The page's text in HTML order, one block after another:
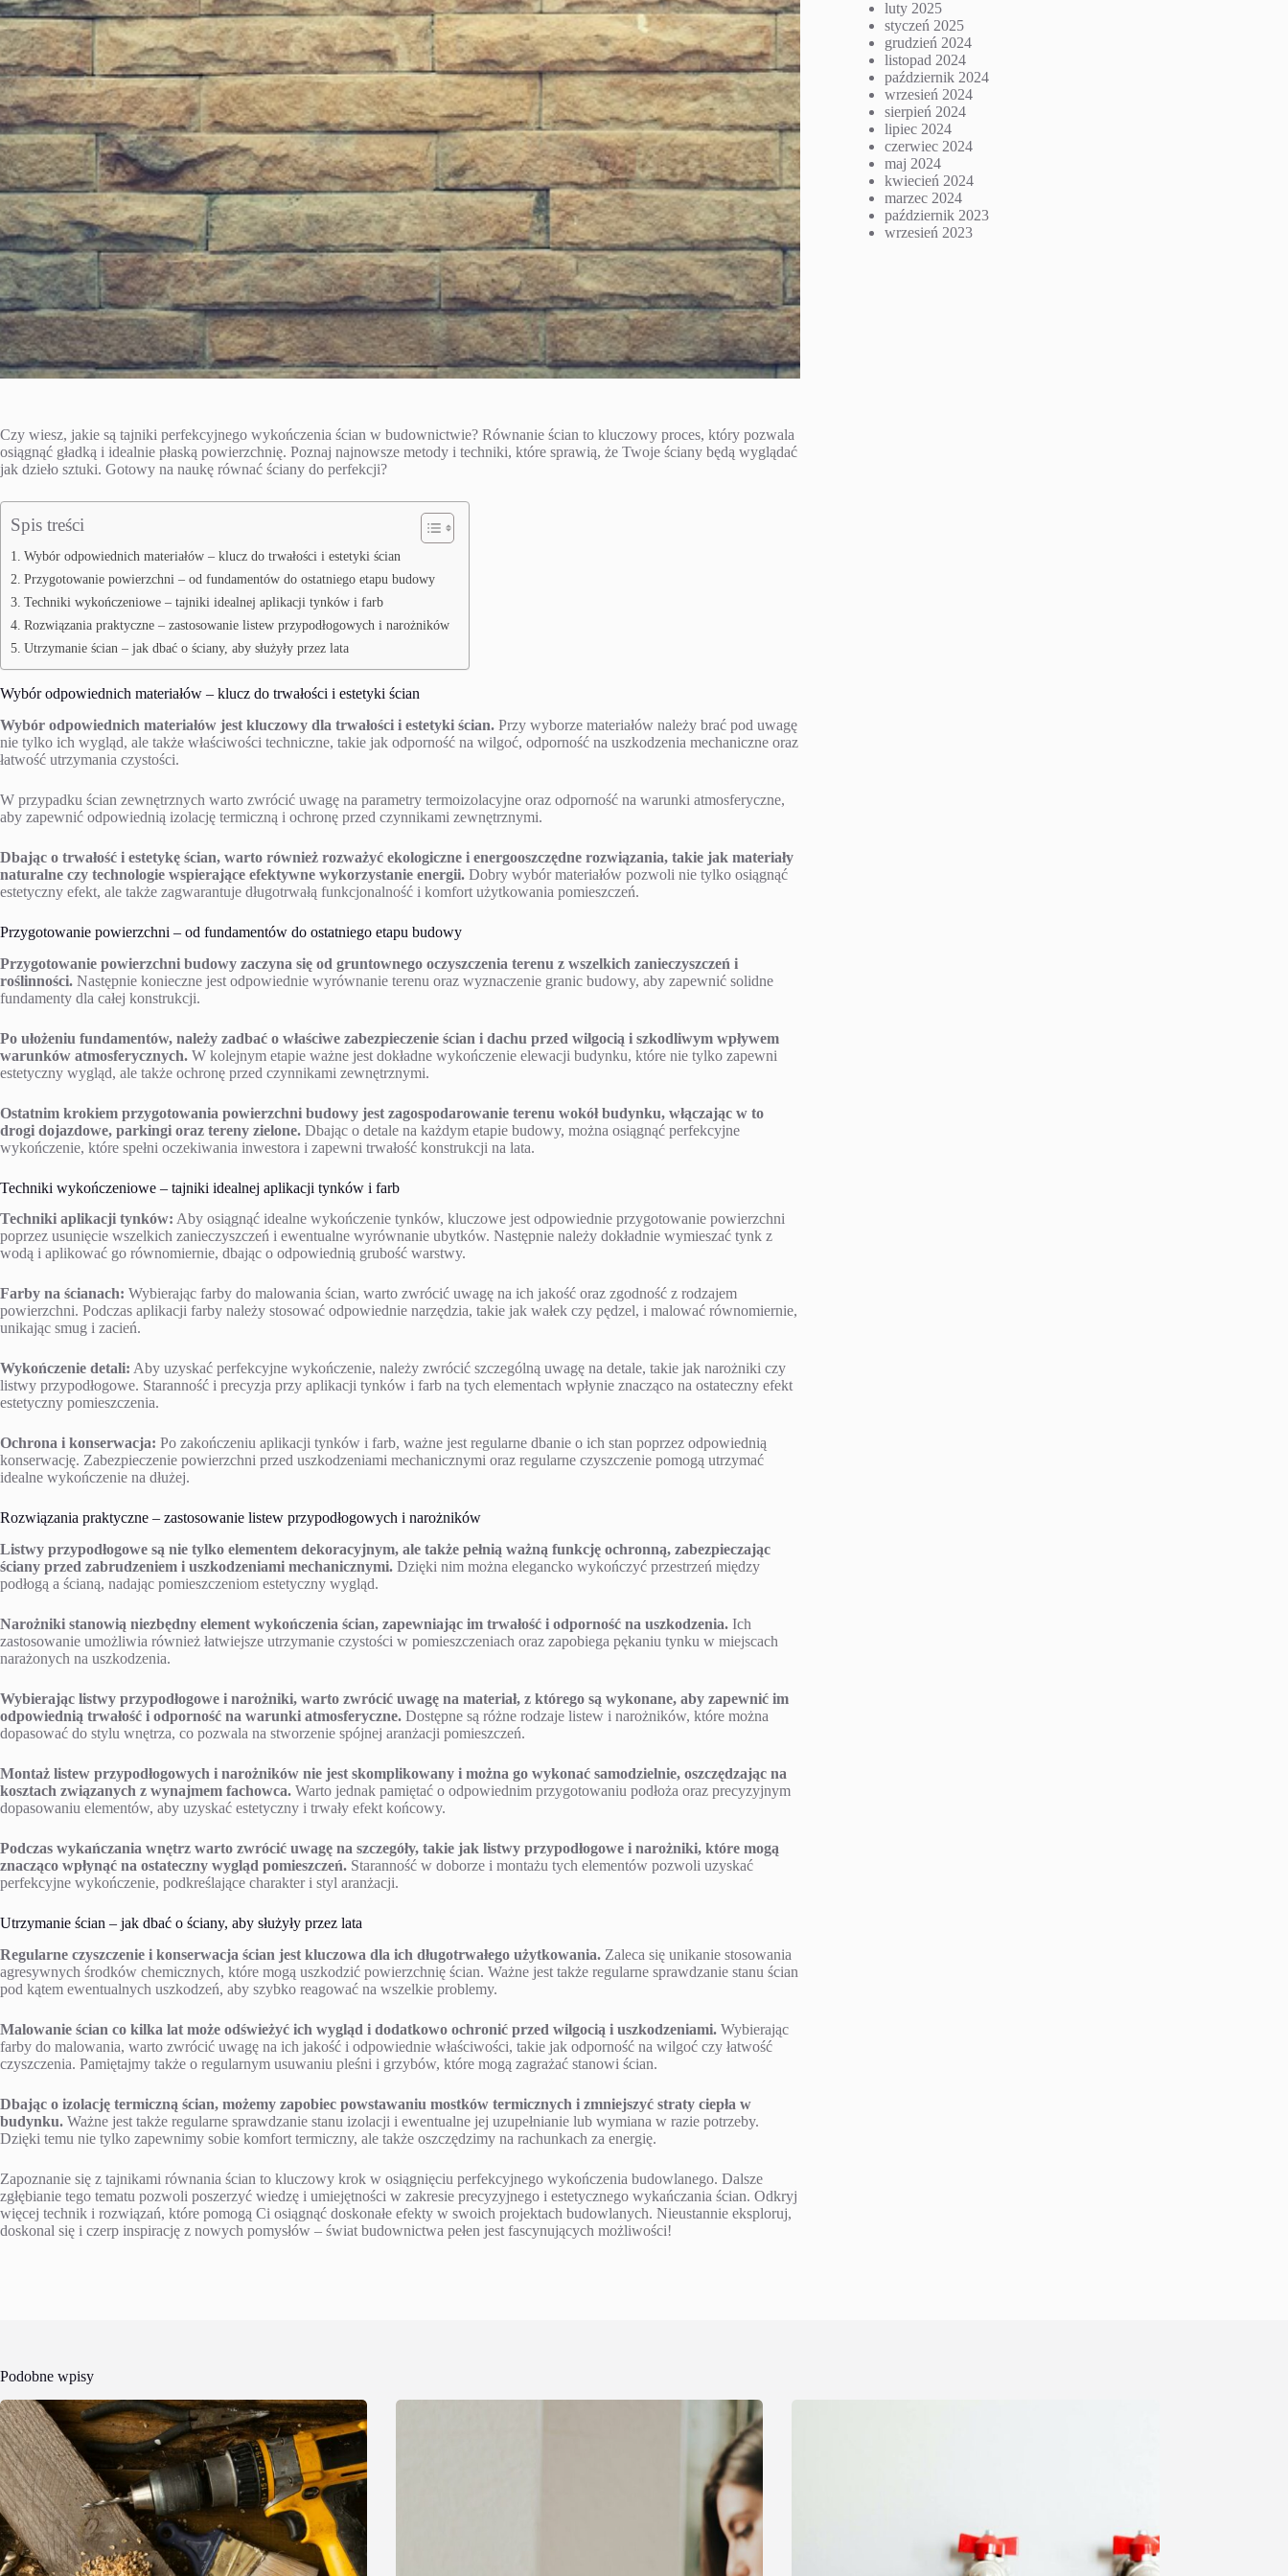
Czy wiesz, jakie są tajniki perfekcyjnego wykończenia ścian w budownictwie? Równanie ścian to kluczowy proces, który pozwala
osiągnąć gładką i idealnie płaską powierzchnię. Poznaj najnowsze metody i techniki, które sprawią, że Twoje ściany będą wyglądać
jak dzieło sztuki. Gotowy na naukę równać ściany do perfekcji?
Spis treści
Wybór odpowiednich materiałów – klucz do trwałości i estetyki ścian
Przygotowanie powierzchni – od fundamentów do ostatniego etapu budowy
Techniki wykończeniowe – tajniki idealnej aplikacji tynków i farb
Rozwiązania praktyczne – zastosowanie listew przypodłogowych i narożników
Utrzymanie ścian – jak dbać o ściany, aby służyły przez lata
Wybór odpowiednich materiałów – klucz do trwałości i estetyki ścian
Wybór odpowiednich materiałów jest kluczowy dla trwałości i estetyki ścian. Przy wyborze materiałów należy brać pod uwagę
nie tylko ich wygląd, ale także właściwości techniczne, takie jak odporność na wilgoć, odporność na uszkodzenia mechaniczne oraz
łatwość utrzymania czystości.
W przypadku ścian zewnętrznych warto zwrócić uwagę na parametry termoizolacyjne oraz odporność na warunki atmosferyczne,
aby zapewnić odpowiednią izolację termiczną i ochronę przed czynnikami zewnętrznymi.
Dbając o trwałość i estetykę ścian, warto również rozważyć ekologiczne i energooszczędne rozwiązania, takie jak materiały
naturalne czy technologie wspierające efektywne wykorzystanie energii. Dobry wybór materiałów pozwoli nie tylko osiągnąć
estetyczny efekt, ale także zagwarantuje długotrwałą funkcjonalność i komfort użytkowania pomieszczeń.
Przygotowanie powierzchni – od fundamentów do ostatniego etapu budowy
Przygotowanie powierzchni budowy zaczyna się od gruntownego oczyszczenia terenu z wszelkich zanieczyszczeń i
roślinności. Następnie konieczne jest odpowiednie wyrównanie terenu oraz wyznaczenie granic budowy, aby zapewnić solidne
fundamenty dla całej konstrukcji.
Po ułożeniu fundamentów, należy zadbać o właściwe zabezpieczenie ścian i dachu przed wilgocią i szkodliwym wpływem
warunków atmosferycznych. W kolejnym etapie ważne jest dokładne wykończenie elewacji budynku, które nie tylko zapewni
estetyczny wygląd, ale także ochronę przed czynnikami zewnętrznymi.
Ostatnim krokiem przygotowania powierzchni budowy jest zagospodarowanie terenu wokół budynku, włączając w to
drogi dojazdowe, parkingi oraz tereny zielone. Dbając o detale na każdym etapie budowy, można osiągnąć perfekcyjne
wykończenie, które spełni oczekiwania inwestora i zapewni trwałość konstrukcji na lata.
Techniki wykończeniowe – tajniki idealnej aplikacji tynków i farb
Techniki aplikacji tynków: Aby osiągnąć idealne wykończenie tynków, kluczowe jest odpowiednie przygotowanie powierzchni
poprzez usunięcie wszelkich zanieczyszczeń i ewentualne wyrównanie ubytków. Następnie należy dokładnie wymieszać tynk z
wodą i aplikować go równomiernie, dbając o odpowiednią grubość warstwy.
Farby na ścianach: Wybierając farby do malowania ścian, warto zwrócić uwagę na ich jakość oraz zgodność z rodzajem
powierzchni. Podczas aplikacji farby należy stosować odpowiednie narzędzia, takie jak wałek czy pędzel, i malować równomiernie,
unikając smug i zacień.
Wykończenie detali: Aby uzyskać perfekcyjne wykończenie, należy zwrócić szczególną uwagę na detale, takie jak narożniki czy
listwy przypodłogowe. Staranność i precyzja przy aplikacji tynków i farb na tych elementach wpłynie znacząco na ostateczny efekt
estetyczny pomieszczenia.
Ochrona i konserwacja: Po zakończeniu aplikacji tynków i farb, ważne jest regularne dbanie o ich stan poprzez odpowiednią
konserwację. Zabezpieczenie powierzchni przed uszkodzeniami mechanicznymi oraz regularne czyszczenie pomogą utrzymać
idealne wykończenie na dłużej.
Rozwiązania praktyczne – zastosowanie listew przypodłogowych i narożników
Listwy przypodłogowe są nie tylko elementem dekoracyjnym, ale także pełnią ważną funkcję ochronną, zabezpieczając
ściany przed zabrudzeniem i uszkodzeniami mechanicznymi. Dzięki nim można elegancko wykończyć przestrzeń między
podłogą a ścianą, nadając pomieszczeniom estetyczny wygląd.
Narożniki stanowią niezbędny element wykończenia ścian, zapewniając im trwałość i odporność na uszkodzenia. Ich
zastosowanie umożliwia również łatwiejsze utrzymanie czystości w pomieszczeniach oraz zapobiega pękaniu tynku w miejscach
narażonych na uszkodzenia.
Wybierając listwy przypodłogowe i narożniki, warto zwrócić uwagę na materiał, z którego są wykonane, aby zapewnić im
odpowiednią trwałość i odporność na warunki atmosferyczne. Dostępne są różne rodzaje listew i narożników, które można
dopasować do stylu wnętrza, co pozwala na stworzenie spójnej aranżacji pomieszczeń.
Montaż listew przypodłogowych i narożników nie jest skomplikowany i można go wykonać samodzielnie, oszczędzając na
kosztach związanych z wynajmem fachowca. Warto jednak pamiętać o odpowiednim przygotowaniu podłoża oraz precyzyjnym
dopasowaniu elementów, aby uzyskać estetyczny i trwały efekt końcowy.
Podczas wykańczania wnętrz warto zwrócić uwagę na szczegóły, takie jak listwy przypodłogowe i narożniki, które mogą
znacząco wpłynąć na ostateczny wygląd pomieszczeń. Staranność w doborze i montażu tych elementów pozwoli uzyskać
perfekcyjne wykończenie, podkreślające charakter i styl aranżacji.
Utrzymanie ścian – jak dbać o ściany, aby służyły przez lata
Regularne czyszczenie i konserwacja ścian jest kluczowa dla ich długotrwałego użytkowania. Zaleca się unikanie stosowania
agresywnych środków chemicznych, które mogą uszkodzić powierzchnię ścian. Ważne jest także regularne sprawdzanie stanu ścian
pod kątem ewentualnych uszkodzeń, aby szybko reagować na wszelkie problemy.
Malowanie ścian co kilka lat może odświeżyć ich wygląd i dodatkowo ochronić przed wilgocią i uszkodzeniami. Wybierając
farby do malowania, warto zwrócić uwagę na ich jakość i odpowiednie właściwości, takie jak odporność na wilgoć czy łatwość
czyszczenia. Pamiętajmy także o regularnym usuwaniu pleśni i grzybów, które mogą zagrażać stanowi ścian.
Dbając o izolację termiczną ścian, możemy zapobiec powstawaniu mostków termicznych i zmniejszyć straty ciepła w
budynku. Ważne jest także regularne sprawdzanie stanu izolacji i ewentualne jej uzupełnianie lub wymiana w razie potrzeby.
Dzięki temu nie tylko zapewnimy sobie komfort termiczny, ale także oszczędzimy na rachunkach za energię.
Zapoznanie się z tajnikami równania ścian to kluczowy krok w osiągnięciu perfekcyjnego wykończenia budowlanego. Dalsze
zgłębianie tego tematu pozwoli poszerzyć wiedzę i umiejętności w zakresie precyzyjnego i estetycznego wykańczania ścian. Odkryj
więcej technik i rozwiązań, które pomogą Ci osiągnąć doskonałe efekty w swoich projektach budowlanych. Nieustannie eksploruj,
doskonal się i czerp inspirację z nowych pomysłów – świat budownictwa pełen jest fascynujących możliwości!
luty 2025
styczeń 2025
grudzień 2024
listopad 2024
październik 2024
wrzesień 2024
sierpień 2024
lipiec 2024
czerwiec 2024
maj 2024
kwiecień 2024
marzec 2024
październik 2023
wrzesień 2023
Podobne wpisy